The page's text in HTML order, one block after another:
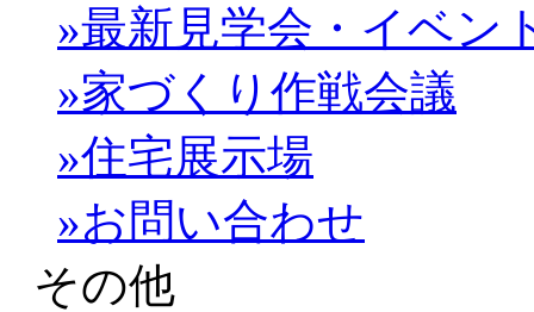
»最新見学会・イベン
»家づくり作戦会議
»住宅展示場
»お問い合わせ
その他